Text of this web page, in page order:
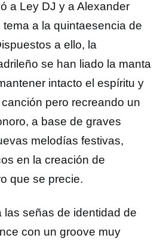
a Ley DJ y a Alexander
a la quintaesencia de
a ello, la
se han liado la manta
intacto el espíritu y
pero recreando un
a base de graves
melodías festivas,
en la creación de
que se precie.
las señas de identidad de
con un groove muy